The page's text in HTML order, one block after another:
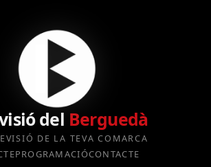
del Berguedà
DE LA TEVA COMARCA
PROGRAMACIÓCONTACTE